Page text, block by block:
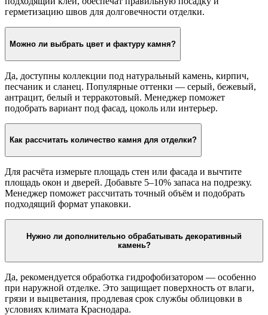
герметизацию швов для долговечности отделки.
Можно ли выбрать цвет и фактуру камня?
Да, доступны коллекции под натуральный камень, кирпич,
песчаник и сланец. Популярные оттенки — серый, бежевый,
антрацит, белый и терракотовый. Менеджер поможет
подобрать вариант под фасад, цоколь или интерьер.
Как рассчитать количество камня для отделки?
Для расчёта измерьте площадь стен или фасада и вычтите
площадь окон и дверей. Добавьте 5–10% запаса на подрезку.
Менеджер поможет рассчитать точный объём и подобрать
подходящий формат упаковки.
Нужно ли дополнительно обрабатывать декоративный
камень?
Да, рекомендуется обработка гидрофобизатором — особенно
при наружной отделке. Это защищает поверхность от влаги,
грязи и выцветания, продлевая срок службы облицовки в
условиях климата Краснодара.